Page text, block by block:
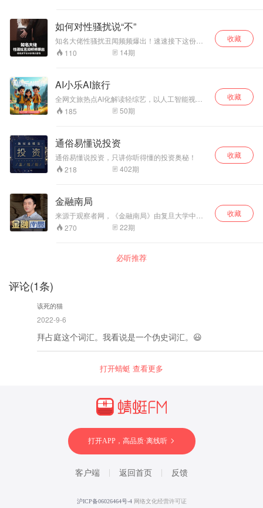
如何对性骚扰说“不”
知名大佬性骚扰丑闻频频爆出！速速接下这份防
骚扰指南
110 14期
收藏
AI小乐AI旅行
全网文旅热点AI化解读轻综艺，以人工智能视角
解构旅行新鲜事，用多角色声线演绎趣味观点，
打造"资讯+脑洞+陪伴感"的日更轻量化内容。
185 50期
收藏
通俗易懂说投资
通俗易懂说投资，只讲你听得懂的投资奥秘！
218
402期
收藏
金融南局
来源于观察者网，《金融南局》由复旦大学中国
研究院中国新政治经济学研究中心研究员唐毅南
主讲。教育、养老、贷款、股票，金融在影像我
是大多数人的刚需。钱从哪里来，钱到哪里去？
回答了这个问题，就能看清个人发展，社会动向
270 22期
收藏
必听推荐
评论(1条)
该死的猫
2022-9-6
拜占庭这个词汇。我看说是一个伪史词汇。😃
打开蜻蜓 查看更多
打开APP，高品质·离线听
客户端 返回首页 反馈
沪ICP备06026464号-4 网络文化经营许可证